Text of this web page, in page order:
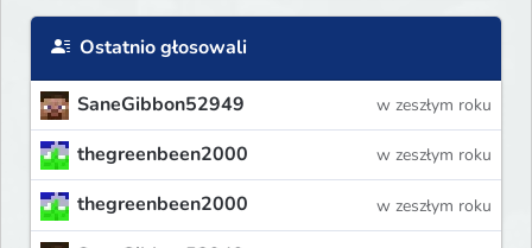
Ostatnio głosowali
SaneGibbon52949 w zeszłym roku
thegreenbeen2000 w zeszłym roku
thegreenbeen2000 w zeszłym roku